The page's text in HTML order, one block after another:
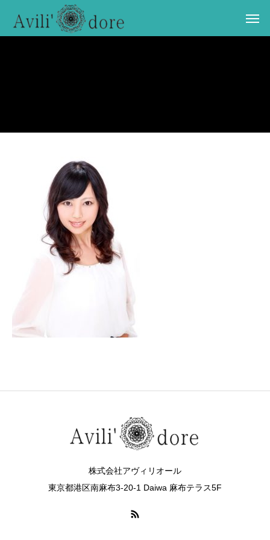
株式会社アヴィリオール
東京都港区南麻布3-20-1 Daiwa 麻布テラス5F